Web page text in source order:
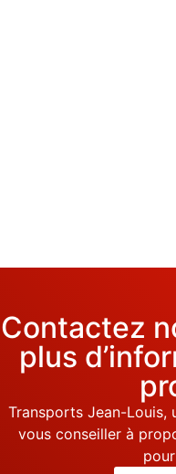
Contactez
plus
Transports Jean-Louis,
vous conseiller à